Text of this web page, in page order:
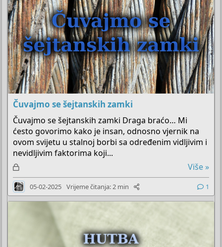
Čuvajmo se šejtanskih zamki
Čuvajmo se šejtanskih zamki Draga braćo… Mi
ćesto govorimo kako je insan, odnosno vjernik na
ovom svijetu u stalnoj borbi sa određenim vidljivim i
nevidljivim faktorima koji...
Z
a
k
l
Više »
05-02-2025 Vrijeme čitanja: 2 min 1